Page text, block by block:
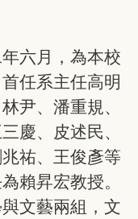
六月，為本校
任系主任高明
尹、潘重規、
慶、皮述民、
祐、王俊彥等
賴昇宏教授。
文藝兩組，文